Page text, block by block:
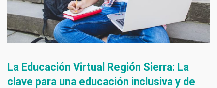
La Educación Virtual Región Sierra: La
clave para una educación inclusiva y de